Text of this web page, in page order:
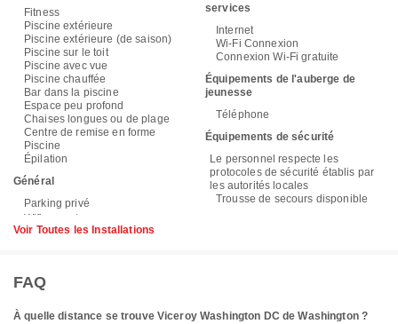
Fitness
Piscine extérieure
Piscine extérieure (de saison)
Piscine sur le toit
Piscine avec vue
Piscine chauffée
Bar dans la piscine
Espace peu profond
Chaises longues ou de plage
Centre de remise en forme
Piscine
Épilation
Général
Parking privé
services
Internet
Wi-Fi Connexion
Connexion Wi-Fi gratuite
Équipements de l'auberge de
jeunesse
Téléphone
Équipements de sécurité
Le personnel respecte les
protocoles de sécurité établis par
les autorités locales
Trousse de secours disponible
Voir Toutes les Installations
FAQ
À quelle distance se trouve Viceroy Washington DC de Washington ?